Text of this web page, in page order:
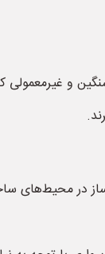
و غیرمعمولی
در محیط‌های